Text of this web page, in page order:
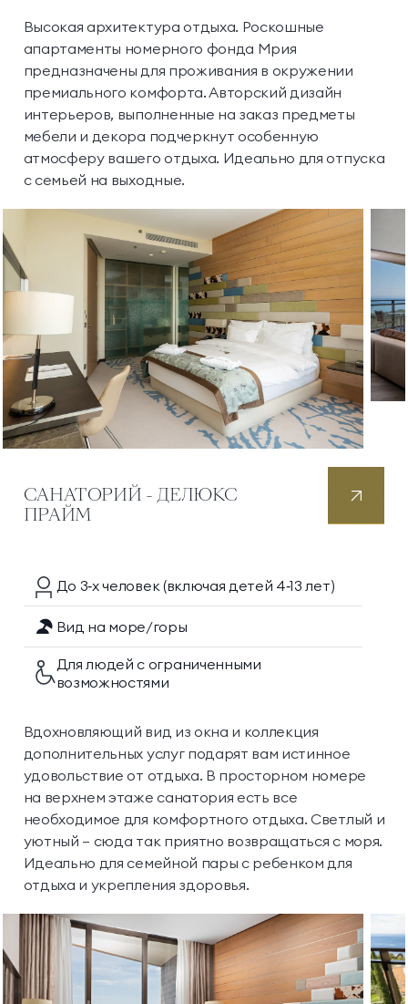
Высокая архитектура отдыха. Роскошные
апартаменты номерного фонда Мрия
предназначены для проживания в окружении
премиального комфорта. Авторский дизайн
интерьеров, выполненные на заказ предметы
мебели и декора подчеркнут особенную
атмосферу вашего отдыха. Идеально для отпуска
с семьей на выходные.
САНАТОРИЙ - ДЕЛЮКС
ПРАЙМ
До 3‑хчеловек(включая детей 4‑13 лет)
Вид на море/горы
Для людей с ограниченными
возможностями
Вдохновляющий вид из окна и коллекция
дополнительных услуг подарят вам истинное
удовольствие от отдыха. В просторном номере
на верхнем этаже санатория есть все
необходимое для комфортного отдыха. Светлый и
уютный — сюда так приятно возвращаться с моря.
Идеально для семейной пары с ребенком для
отдыха и укрепления здоровья.